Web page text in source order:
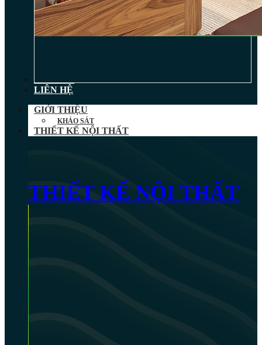
LIÊN HỆ
GIỚI THIỆU
KHẢO SÁT
THIẾT KẾ NỘI THẤT
THIẾT KẾ NỘI THẤT